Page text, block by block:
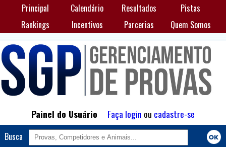
Principal Calendário Resultados
Pistas
Rankings
Incentivos Parcerias Quem Somos
Painel do Usuário Faça login ou cadastre-se
Busca